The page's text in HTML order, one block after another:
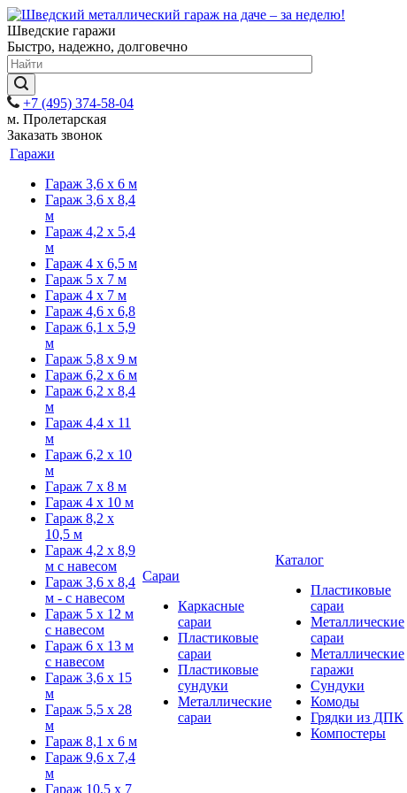
Шведские гаражи
Быстро, надежно, долговечно
+7 (495) 374-58-04
м. Пролетарская
Заказать звонок
Гаражи
Гараж 3,6 х 6 м
Гараж 3,6 х 8,4
м
Гараж 4,2 х 5,4
м
Гараж 4 х 6,5 м
Гараж 5 х 7 м
Гараж 4 х 7 м
Гараж 4,6 х 6,8
Гараж 6,1 х 5,9
м
Гараж 5,8 х 9 м
Гараж 6,2 х 6 м
Гараж 6,2 х 8,4
м
Гараж 4,4 х 11
м
Гараж 6,2 х 10
м
Гараж 7 х 8 м
Гараж 4 х 10 м
Гараж 8,2 х
10,5 м
Гараж 4,2 х 8,9
м с навесом
Гараж 3,6 х 8,4
м - с навесом
Гараж 5 х 12 м
с навесом
Гараж 6 х 13 м
с навесом
Гараж 3,6 х 15
м
Гараж 5,5 х 28
м
Гараж 8,1 х 6 м
Гараж 9,6 х 7,4
м
Гараж 10,5 х 7
Сараи
Каркасные
сараи
Пластиковые
сараи
Пластиковые
сундуки
Металлические
сараи
Каталог
Пластиковые
сараи
Металлические
сараи
Металлические
гаражи
Сундуки
Комоды
Грядки из ДПК
Компостеры